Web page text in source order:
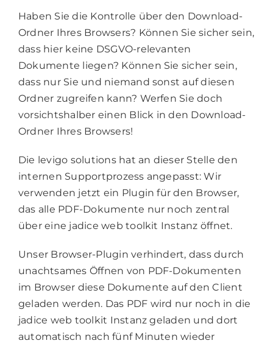
Haben Sie die Kontrolle über den Download-
Ordner Ihres Browsers? Können Sie sicher sein,
dass hier keine DSGVO-relevanten
Dokumente liegen? Können Sie sicher sein,
dass nur Sie und niemand sonst auf diesen
Ordner zugreifen kann? Werfen Sie doch
vorsichtshalber einen Blick in den Download-
Ordner Ihres Browsers!
Die levigo solutions hat an dieser Stelle den
internen Supportprozess angepasst: Wir
verwenden jetzt ein Plugin für den Browser,
das alle PDF-Dokumente nur noch zentral
über eine jadice web toolkit Instanz öffnet.
Unser Browser-Plugin verhindert, dass durch
unachtsames Öffnen von PDF-Dokumenten
im Browser diese Dokumente auf den Client
geladen werden. Das PDF wird nur noch in die
jadice web toolkit Instanz geladen und dort
automatisch nach fünf Minuten wieder